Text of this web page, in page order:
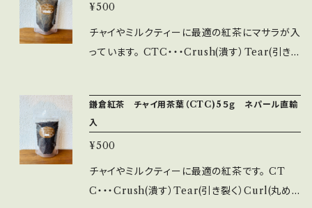
¥500
チャイやミルクティーに最適の紅茶にマサラが入
っています。 CTC・・・Crush(潰す）Tear(引き
げたお茶です。 濃厚に抽出できるので、ミルクテ
ィー、スパイスを入れてチャイなどでお楽しみく
ださい。 もちろんそのままでもお楽しみいただけ
ます。 ネパール直輸入のティマサラ・・・10種のス
パイスがバランスよくブレンドされています。 原
鎌倉紅茶 チャイ用茶葉（CTC)5５ｇ ネパール直輸
入
¥500
チャイやミルクティーに最適の紅茶です。 CT
C・・・Crush(潰す）Tear(引き裂く）Curl(丸め